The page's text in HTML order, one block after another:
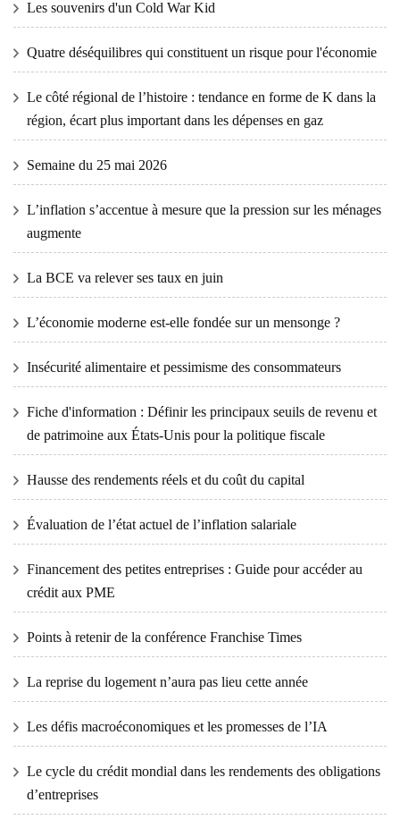
Les souvenirs d'un Cold War Kid
Quatre déséquilibres qui constituent un risque pour l'économie
Le côté régional de l’histoire : tendance en forme de K dans la
région, écart plus important dans les dépenses en gaz
Semaine du 25 mai 2026
L’inflation s’accentue à mesure que la pression sur les ménages
augmente
La BCE va relever ses taux en juin
L’économie moderne est-elle fondée sur un mensonge ?
Insécurité alimentaire et pessimisme des consommateurs
Fiche d'information : Définir les principaux seuils de revenu et
de patrimoine aux États-Unis pour la politique fiscale
Hausse des rendements réels et du coût du capital
Évaluation de l’état actuel de l’inflation salariale
Financement des petites entreprises : Guide pour accéder au
crédit aux PME
Points à retenir de la conférence Franchise Times
La reprise du logement n’aura pas lieu cette année
Les défis macroéconomiques et les promesses de l’IA
Le cycle du crédit mondial dans les rendements des obligations
d’entreprises